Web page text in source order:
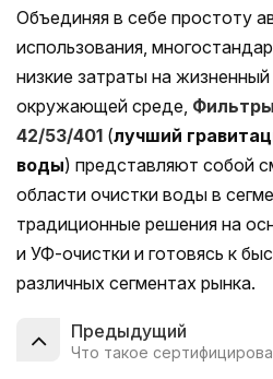
Объединяя в себе простоту
использования,
низкие затраты на
окружающей среде,
42/53/401 (лучший
воды) представляют собой
области очистки воды в
традиционные решения на
и УФ-очистки и готовясь к
различных сегментах рынка.
Предыдущий
Что такое